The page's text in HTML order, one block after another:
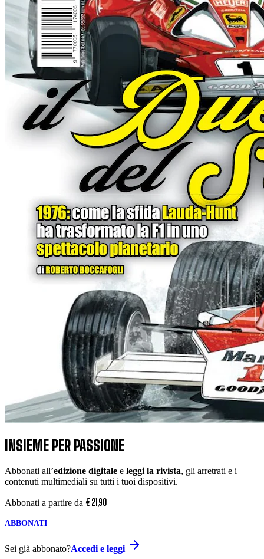
INSIEME PER PASSIONE
Abbonati all’edizione digitale e leggi la rivista, gli arretrati e i
contenuti multimediali su tutti i tuoi dispositivi.
Abbonati a partire da € 21,90
ABBONATI
Sei già abbonato?Accedi e leggi